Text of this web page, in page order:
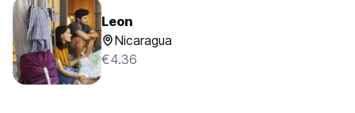
Leon
Nicaragua
€4.36